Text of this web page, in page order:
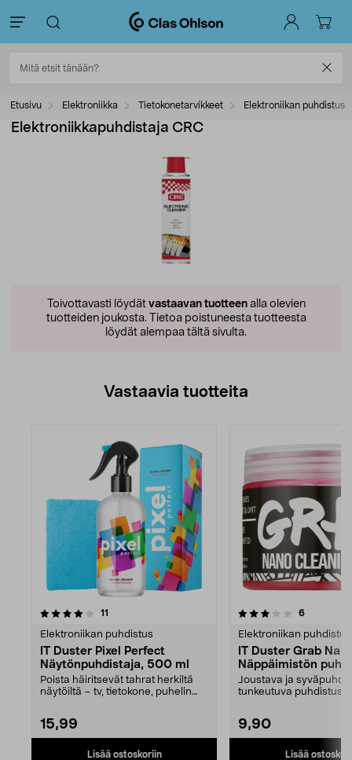
Etusivu Elektroniikka Tietokonetarvikkeet Elektroniikan puhdistus
Elektroniikkapuhdistaja CRC
Toivottavasti löydät vastaavan tuotteenalla olevien
tuotteiden joukosta. Tietoa poistuneesta tuotteesta
löydät alempaa tältä sivulta.
Vastaavia tuotteita
11
Elektroniikan puhdistus
IT Duster Pixel Perfect
Näytönpuhdistaja, 500 ml
Poista häiritsevät tahrat herkiltä
näytöiltä – tv, tietokone, puhelin
15,99
Lisää ostoskoriin
3.0viidestä
6arvostelut
Elektroniikan puhdistus
IT Duster Grab
Näppäimistön
Joustava ja
tunkeutuva
9,90
Lisää
4.0viidestä